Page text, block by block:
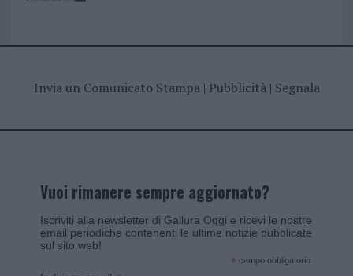
Invia un Comunicato Stampa| Pubblicità| Segnala
Vuoi rimanere sempre aggiornato?
Iscriviti alla newsletter di Gallura Oggi e ricevi le nostre
email periodiche contenenti le ultime notizie pubblicate
sul sito web!
* campo obbligatorio